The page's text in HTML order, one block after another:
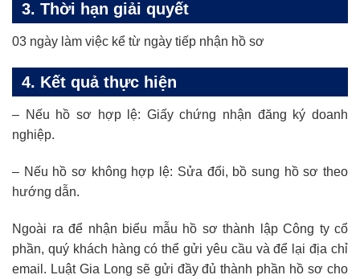
3. Thời hạn giải quyết
03 ngày làm việc kể từ ngày tiếp nhận hồ sơ
4. Kết quả thực hiện
– Nếu hồ sơ hợp lệ: Giấy chứng nhận đăng ký doanh
nghiệp.
– Nếu hồ sơ không hợp lệ: Sửa đổi, bồ sung hồ sơ theo
hướng dẫn.
Ngoài ra để nhận biểu mẫu hồ sơ thành lập Công ty cổ
phần, quý khách hàng có thể gửi yêu cầu và để lại địa chỉ
email. Luật Gia Long sẽ gửi đầy đủ thành phần hồ sơ cho